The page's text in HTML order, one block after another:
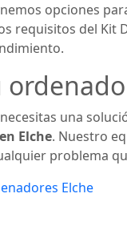
opciones
requisitos del Kit
una
Elche. Nuestro
problema
Elche